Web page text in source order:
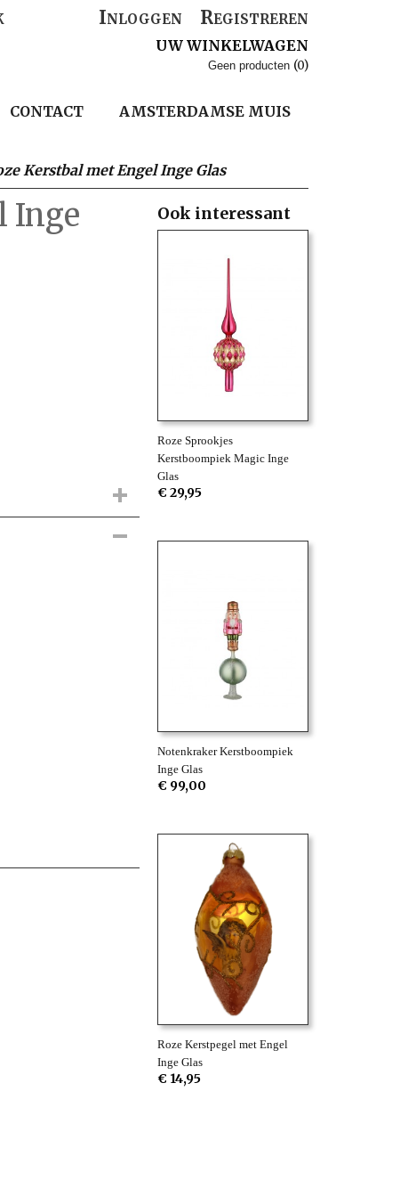
Inloggen Registreren
UW WINKELWAGEN
Geen producten (0)
AMSTERDAMSE MUIS
CONTACT
Kerstbal met Engel Inge Glas
Inge
Ook interessant
Roze Sprookjes
Kerstboompiek Magic Inge
Glas
€ 29,95
Notenkraker Kerstboompiek
Inge Glas
€ 99,00
Roze Kerstpegel met Engel
Inge Glas
€ 14,95